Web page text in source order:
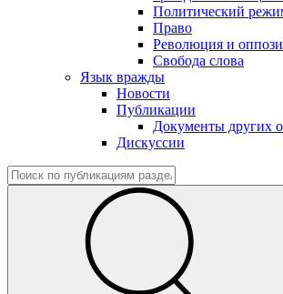
Политический
Право
Революция и
Свобода слова
Язык вражды
Новости
Публикации
Документы других
Дискуссии